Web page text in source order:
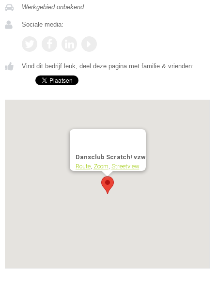
Werkgebied onbekend
Sociale media:
Vind dit bedrijf leuk, deel deze pagina met familie & vrienden:
Dansclub Scratch! vzw
Route, Zoom, Streetview